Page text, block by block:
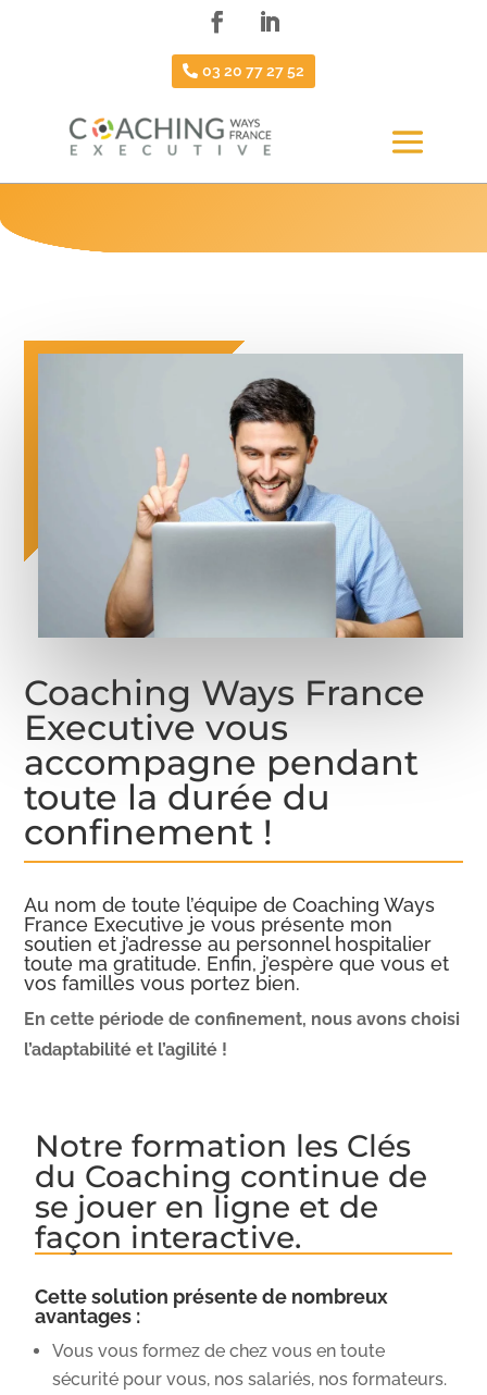
03 20 77 27 52
Coaching Ways France
Executive vous
accompagne pendant
toute la durée du
confinement !
Au nom de toute l’équipe de Coaching Ways
France Executive je vous présente mon
soutien et j’adresse au personnel hospitalier
toute ma gratitude. Enfin, j’espère que vous et
vos familles vous portez bien.
En cette période de confinement, nous avons choisi
l’adaptabilité et l’agilité !
Notre formation les Clés
du Coaching continue de
se jouer en ligne et de
façon interactive.
Cette solution présente de nombreux
avantages :
Vous vous formez de chez vous en toute
sécurité pour vous, nos salariés, nos formateurs.